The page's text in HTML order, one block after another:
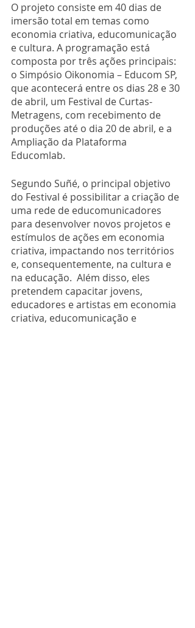
O projeto consiste em 40 dias de
imersão total em temas como
economia criativa, educomunicação
e cultura. A programação está
composta por três ações principais:
o Simpósio Oikonomia – Educom SP,
que acontecerá entre os dias 28 e 30
de abril, um Festival de Curtas-
Metragens, com recebimento de
produções até o dia 20 de abril, e a
Ampliação da Plataforma
Educomlab.
Segundo Suñé, o principal objetivo
do Festival é possibilitar a criação de
uma rede de educomunicadores
para desenvolver novos projetos e
estímulos de ações em economia
criativa, impactando nos territórios
e, consequentemente, na cultura e
na educação.  Além disso, eles
pretendem capacitar jovens,
educadores e artistas em economia
criativa, educomunicação e